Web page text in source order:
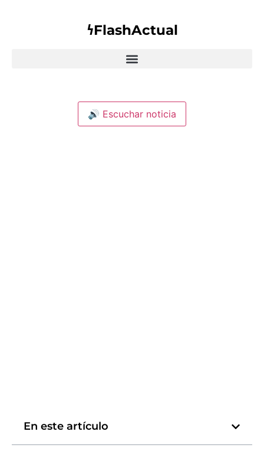
𐓏FlashActual
🔊 Escuchar noticia
En este artículo